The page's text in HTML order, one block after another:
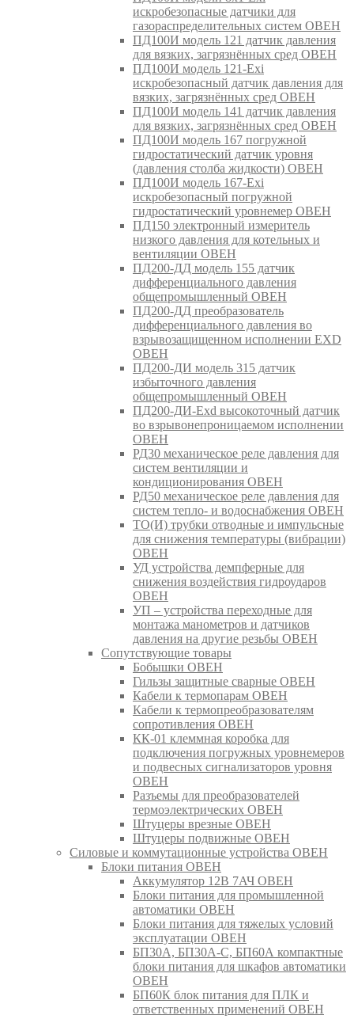
искробезопасные датчики для
газораспределительных систем ОВЕН
ПД100И модель 121 датчик давления
для вязких, загрязнённых сред ОВЕН
ПД100И модель 121-Exi
искробезопасный датчик давления для
вязких, загрязнённых сред ОВЕН
ПД100И модель 141 датчик давления
для вязких, загрязнённых сред ОВЕН
ПД100И модель 167 погружной
гидростатический датчик уровня
(давления столба жидкости) ОВЕН
ПД100И модель 167-Exi
искробезопасный погружной
гидростатический уровнемер ОВЕН
ПД150 электронный измеритель
низкого давления для котельных и
вентиляции ОВЕН
ПД200-ДД модель 155 датчик
дифференциального давления
общепромышленный ОВЕН
ПД200-ДД преобразователь
дифференциального давления во
взрывозащищенном исполнении EXD
ОВЕН
ПД200-ДИ модель 315 датчик
избыточного давления
общепромышленный ОВЕН
ПД200-ДИ-Exd высокоточный датчик
во взрывонепроницаемом исполнении
ОВЕН
РД30 механическое реле давления для
систем вентиляции и
кондиционирования ОВЕН
РД50 механическое реле давления для
систем тепло- и водоснабжения ОВЕН
ТО(И) трубки отводные и импульсные
для снижения температуры (вибрации)
ОВЕН
УД устройства демпферные для
снижения воздействия гидроударов
ОВЕН
УП – устройства переходные для
монтажа манометров и датчиков
давления на другие резьбы ОВЕН
Сопутствующие товары
Бобышки ОВЕН
Гильзы защитные сварные ОВЕН
Кабели к термопарам ОВЕН
Кабели к термопреобразователям
сопротивления ОВЕН
КК-01 клеммная коробка для
подключения погружных уровнемеров
и подвесных сигнализаторов уровня
ОВЕН
Разъемы для преобразователей
термоэлектрических ОВЕН
Штуцеры врезные ОВЕН
Штуцеры подвижные ОВЕН
Силовые и коммутационные устройства ОВЕН
Блоки питания ОВЕН
Аккумулятор 12В 7АЧ ОВЕН
Блоки питания для промышленной
автоматики ОВЕН
Блоки питания для тяжелых условий
эксплуатации ОВЕН
БП30А, БП30А-С, БП60А компактные
блоки питания для шкафов автоматики
ОВЕН
БП60К блок питания для ПЛК и
ответственных применений ОВЕН